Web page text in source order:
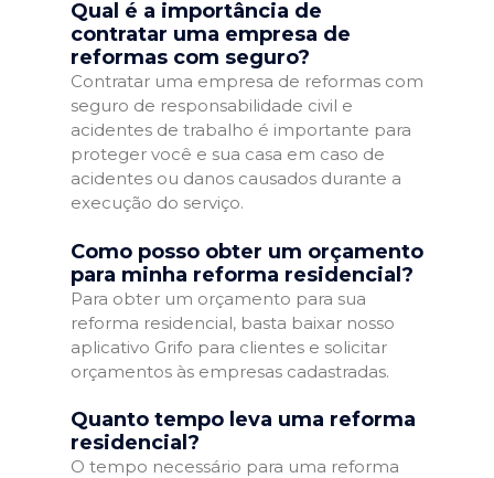
Qual é a importância de
contratar uma empresa de
reformas com seguro?
Contratar uma empresa de reformas com
seguro de responsabilidade civil e
acidentes de trabalho é importante para
proteger você e sua casa em caso de
acidentes ou danos causados durante a
execução do serviço.
Como posso obter um orçamento
para minha reforma residencial?
Para obter um orçamento para sua
reforma residencial, basta baixar nosso
aplicativo Grifo para clientes e solicitar
orçamentos às empresas cadastradas.
Quanto tempo leva uma reforma
residencial?
O tempo necessário para uma reforma